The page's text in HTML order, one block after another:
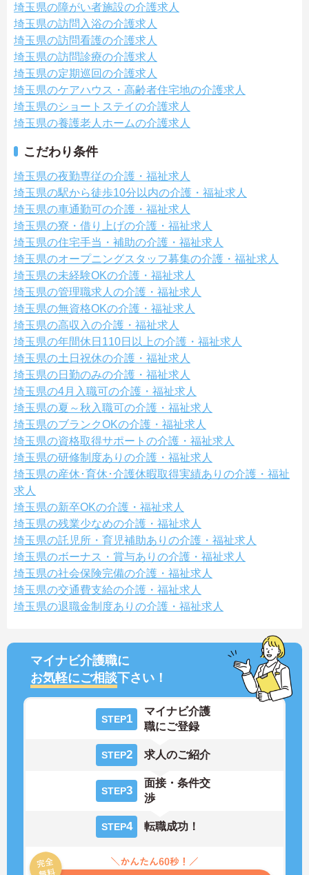
埼玉県の障がい者施設の介護求人
埼玉県の訪問入浴の介護求人
埼玉県の訪問看護の介護求人
埼玉県の訪問診療の介護求人
埼玉県の定期巡回の介護求人
埼玉県のケアハウス・高齢者住宅地の介護求人
埼玉県のショートステイの介護求人
埼玉県の養護老人ホームの介護求人
こだわり条件
埼玉県の夜勤専従の介護・福祉求人
埼玉県の駅から徒歩10分以内の介護・福祉求人
埼玉県の車通勤可の介護・福祉求人
埼玉県の寮・借り上げの介護・福祉求人
埼玉県の住宅手当・補助の介護・福祉求人
埼玉県のオープニングスタッフ募集の介護・福祉求人
埼玉県の未経験OKの介護・福祉求人
埼玉県の管理職求人の介護・福祉求人
埼玉県の無資格OKの介護・福祉求人
埼玉県の高収入の介護・福祉求人
埼玉県の年間休日110日以上の介護・福祉求人
埼玉県の土日祝休の介護・福祉求人
埼玉県の日勤のみの介護・福祉求人
埼玉県の4月入職可の介護・福祉求人
埼玉県の夏～秋入職可の介護・福祉求人
埼玉県のブランクOKの介護・福祉求人
埼玉県の資格取得サポートの介護・福祉求人
埼玉県の研修制度ありの介護・福祉求人
埼玉県の産休･育休･介護休暇取得実績ありの介護・福祉
求人
埼玉県の新卒OKの介護・福祉求人
埼玉県の残業少なめの介護・福祉求人
埼玉県の託児所・育児補助ありの介護・福祉求人
埼玉県のボーナス・賞与ありの介護・福祉求人
埼玉県の社会保険完備の介護・福祉求人
埼玉県の交通費支給の介護・福祉求人
埼玉県の退職金制度ありの介護・福祉求人
マイナビ介護職に
お気軽にご相談下さい！
STEP1
マイナビ介護
職にご登録
STEP2 求人のご紹介
STEP3
面接・条件交
渉
STEP4 転職成功！